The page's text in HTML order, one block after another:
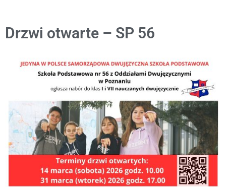
Drzwi otwarte – SP 56